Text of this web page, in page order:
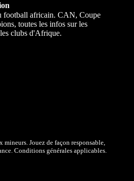
football africain. CAN, Coupe
toutes les infos sur les
clubs d'Afrique.
Jouez de façon responsable,
Conditions générales applicables.